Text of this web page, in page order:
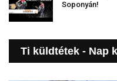
Soponyán!
Ti küldtétek - Nap